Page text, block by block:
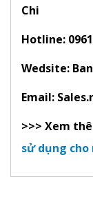
Chi
Hotline:
Wedsite:
Email:
>>> Xem
sử dụng